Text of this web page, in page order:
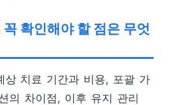
확인해야 할 점은 무엇
상 치료 기간과 비용, 포괄 가
의 차이점, 이후 유지 관리